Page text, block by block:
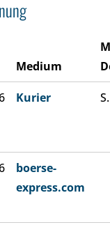
Medium
Kurier
boerse-
express.com